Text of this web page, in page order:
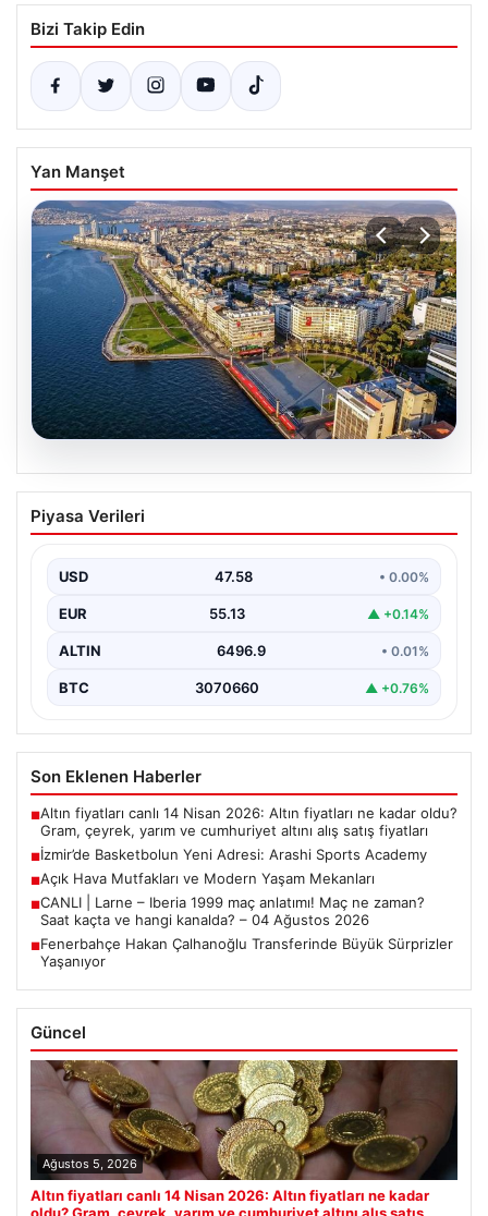
Bizi Takip Edin
Yan Manşet
05.08.2026
İzmir’de Basketbolun Yeni Adresi:
Arashi Sports Academy
ettiren Arashi Sports Academy, bölgedeki basketbol…
Piyasa Verileri
USD 47.58 • 0.00%
EUR 55.13 ▲ +0.14%
ALTIN 6496.9 • 0.01%
BTC 3070660 ▲ +0.76%
Son Eklenen Haberler
■Altın fiyatları canlı 14 Nisan 2026: Altın fiyatları ne kadar oldu?
Gram, çeyrek, yarım ve cumhuriyet altını alış satış fiyatları
■İzmir’de Basketbolun Yeni Adresi: Arashi Sports Academy
■Açık Hava Mutfakları ve Modern Yaşam Mekanları
■CANLI | Larne – Iberia 1999 maç anlatımı! Maç ne zaman?
Saat kaçta ve hangi kanalda? – 04 Ağustos 2026
■Fenerbahçe Hakan Çalhanoğlu Transferinde Büyük Sürprizler
Yaşanıyor
Güncel
Ağustos 5, 2026
Altın fiyatları canlı 14 Nisan 2026: Altın fiyatları ne kadar